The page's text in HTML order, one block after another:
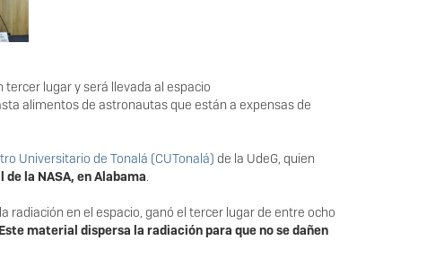
lugar y será llevada al espacio
alimentos de astronautas que están a expensas de
Universitario de Tonalá (CUTonalá) de la UdeG, quien
la NASA, en Alabama.
radiación en el espacio, ganó el tercer lugar de entre ocho
Este material dispersa la radiación para que no se dañen